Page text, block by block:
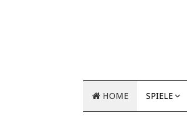
HOME SPIELE